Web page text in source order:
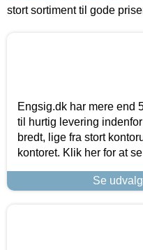
stort sortiment til gode
Engsig.dk har mere end
til hurtig levering
bredt, lige fra stort
kontoret. Klik her for at
Se